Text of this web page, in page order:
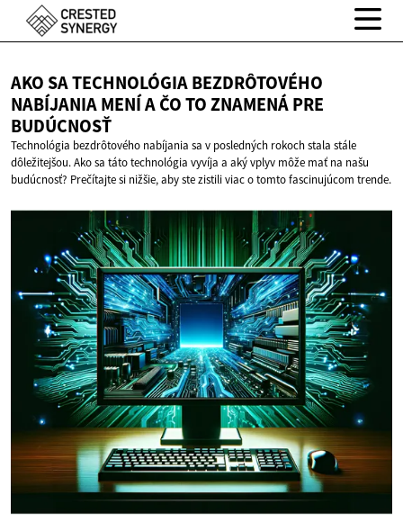
AKO SA TECHNOLÓGIA BEZDRÔTOVÉHO
NABÍJANIA MENÍ A ČO TO ZNAMENÁPRE
BUDÚCNOSŤ
Technológia bezdrôtového nabíjania sa v posledných rokoch stala stále
dôležitejšou. Ako sa táto technológia vyvíja a aký vplyv môže mať na našu
budúcnosť? Prečítajte si nižšie, aby ste zistili viac o tomto fascinujúcom trende.